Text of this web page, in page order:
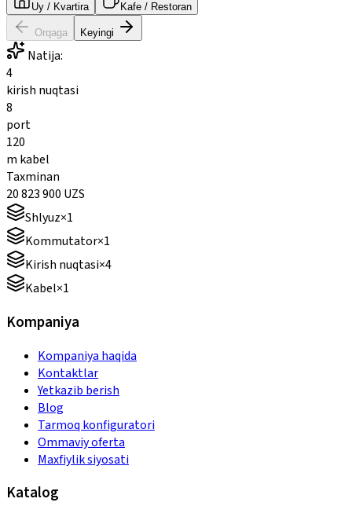
Uy / Kvartira Kafe / Restoran
Orqaga Keyingi
Natija:
4
kirish nuqtasi
8
port
120
m kabel
Taxminan
20 823 900 UZS
Shlyuz×1
Kommutator×1
Kirish nuqtasi×4
Kabel×1
Kompaniya
Kompaniya haqida
Kontaktlar
Yetkazib berish
Blog
Tarmoq konfiguratori
Ommaviy oferta
Maxfiylik siyosati
Katalog